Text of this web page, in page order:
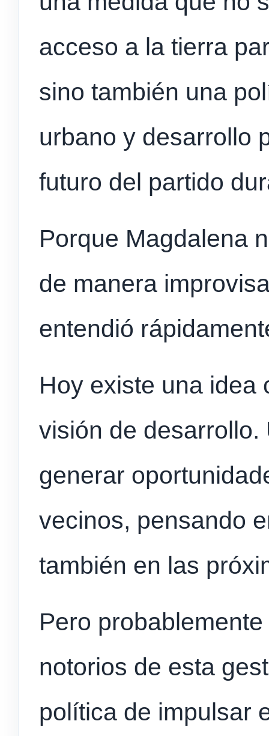
acceso a la tierra
sino también una
urbano y desarrollo
futuro del partido
Porque Magdalena
de manera
entendió
Hoy existe una idea
visión de
generar
vecinos, pensando
también en las
Pero
notorios de esta
política de impulsar